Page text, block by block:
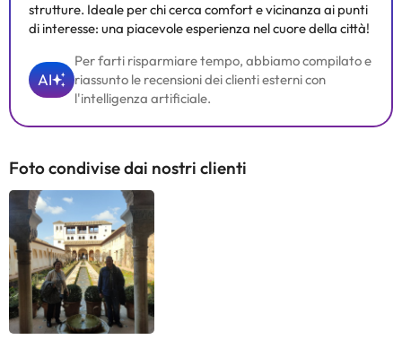
strutture. Ideale per chi cerca comfort e vicinanza ai punti
di interesse: una piacevole esperienza nel cuore della città!
AI
Per farti risparmiare tempo, abbiamo compilato e
riassunto le recensioni dei clienti esterni con
l'intelligenza artificiale.
Foto condivise dai nostri clienti